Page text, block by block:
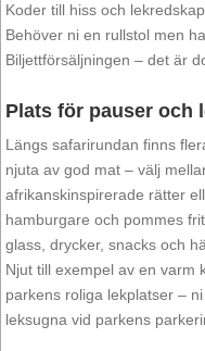
Koder till hiss och
Behöver ni en rullstol men
Biljettförsäljningen – det är
Plats för pauser och
Längs safarirundan finns
njuta av god mat – välj
afrikanskinspirerade rätter
hamburgare och pommes
glass, drycker, snacks och
Njut till exempel av en varm
parkens roliga lekplatser –
leksugna vid parkens